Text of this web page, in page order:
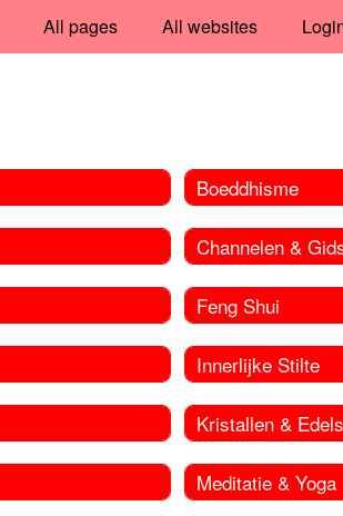
All pages All websites
Boeddhisme
Channelen &
Feng Shui
Innerlijke Stilte
Kristallen &
Meditatie & Yoga